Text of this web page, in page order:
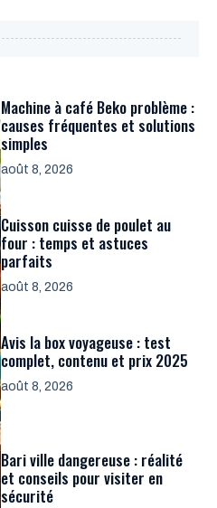
Machine à café Beko problème :
causes fréquentes et solutions
simples
août 8, 2026
Cuisson cuisse de poulet au
four : temps et astuces
parfaits
août 8, 2026
Avis la box voyageuse : test
complet, contenu et prix 2025
août 8, 2026
Bari ville dangereuse : réalité
et conseils pour visiter en
sécurité